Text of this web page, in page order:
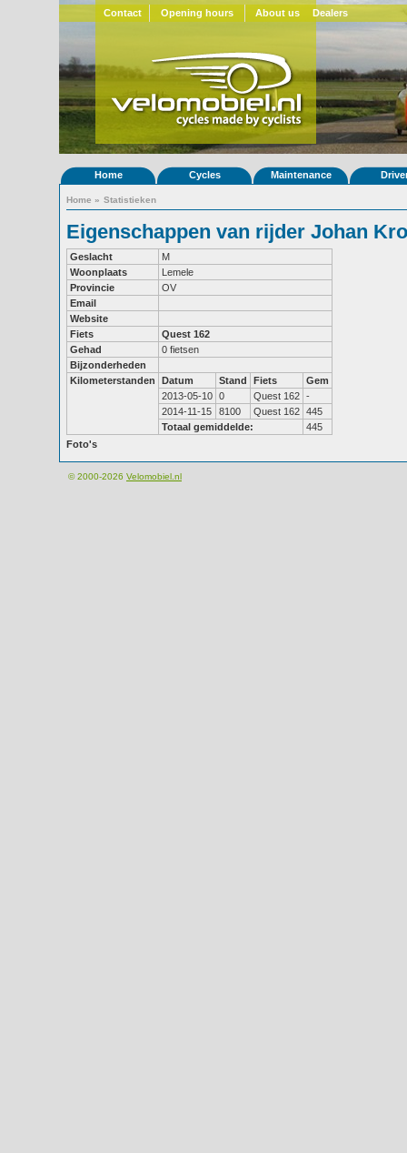
Contact Opening hours About us Dealers
Home Cycles Maintenance
Home » Statistieken
Eigenschappen van rijder Johan
Geslacht
M
Woonplaats
Lemele
Provincie
OV
Email
Website
Fiets
Quest 162
Gehad
0 fietsen
Bijzonderheden
Kilometerstanden
Datum Stand Fiets
Gem
2013-05-10 0 Quest 162 -
2014-11-15
8100 Quest 162 445
Totaal gemiddelde:
445
Foto's
© 2000-2026 Velomobiel.nl